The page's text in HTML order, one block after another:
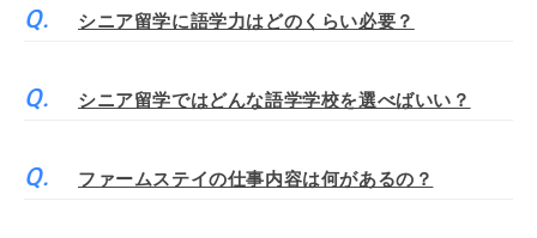
シニア留学に語学力はどのくらい必要？
シニア留学ではどんな語学学校を選べばいい？
ファームステイの仕事内容は何があるの？